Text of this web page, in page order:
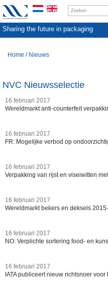
Sharing the future in packaging
Home / Nieuws
NVC Nieuwsselectie
16 februari 2017
Wereldmarkt anti-counterfeit
16 februari 2017
FR: Mogelijke verbod op
16 februari 2017
Verpakking van rijst en viseiwitten
16 februari 2017
Wereldmarkt bekers en deksels
16 februari 2017
NO: Verplichte sortering food- en
16 februari 2017
IATA publiceert nieuw richtsnoer